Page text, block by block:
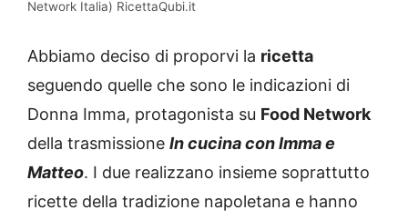
Network Italia) RicettaQubi.it
Abbiamo deciso di proporvi la ricetta
seguendo quelle che sono le indicazioni di
Donna Imma, protagonista su Food Network
della trasmissione In cucina con Imma e
Matteo. I due realizzano insieme soprattutto
ricette della tradizione napoletana e hanno